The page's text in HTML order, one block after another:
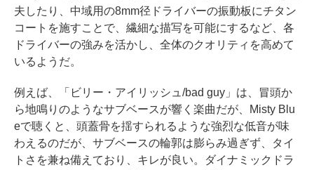
夫したり、中域用の8mm径ドライバーの振動板にチタン
コートを施すことで、繊細な描写を可能にするなど、各
ドライバーの強みを活かし、全体のクオリティを高めて
いるようだ。
例えば、「ビリー・アイリッシュ/bad guy」は、冒頭か
ら地鳴りのようなサブベースが響く楽曲だが、Misty Blu
eで聴くと、頭蓋骨を揺すられるような強烈な低音が味
わえるのだが、サブベースの輪郭は膨らみ過ぎず、タイ
トさを兼ね備えており、キレが良い。ダイナミックドラ